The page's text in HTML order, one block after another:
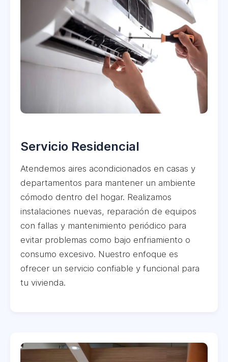
Servicio Residencial
Atendemos aires acondicionados en casas y
departamentos para mantener un ambiente
cómodo dentro del hogar. Realizamos
instalaciones nuevas, reparación de equipos
con fallas y mantenimiento periódico para
evitar problemas como bajo enfriamiento o
consumo excesivo. Nuestro enfoque es
ofrecer un servicio confiable y funcional para
tu vivienda.